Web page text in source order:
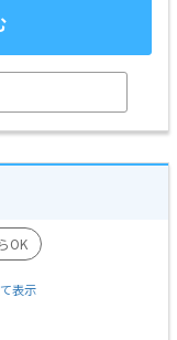
OK
表示